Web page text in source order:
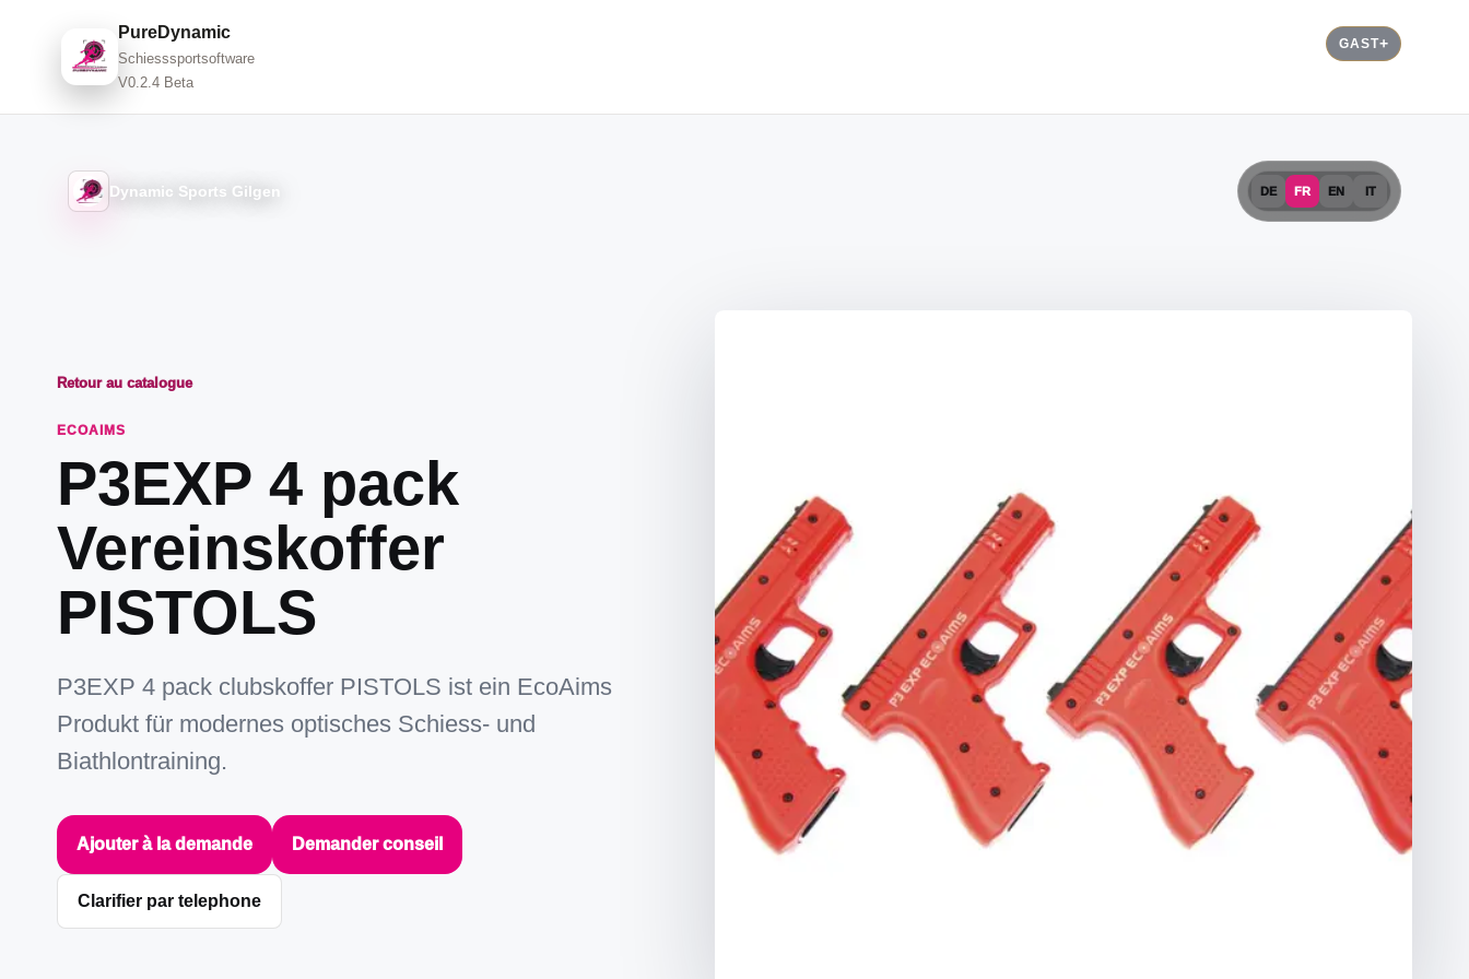
PureDynamic
Schiesssportsoftware
V0.2.4 Beta
GAST
Dynamic Sports Gilgen DE FR EN IT
Retour au catalogue
ECOAIMS
P3EXP 4 pack
Vereinskoffer
PISTOLS
P3EXP 4 pack clubskoffer PISTOLS ist ein EcoAims
Produkt für modernes optisches Schiess- und
Biathlontraining.
Ajouter à la demande Demander conseil
Clarifier par telephone